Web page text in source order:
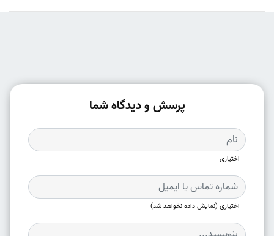
پرسش و دیدگاه شما
اختیاری
اختیاری (نمایش داده نخواهد شد)